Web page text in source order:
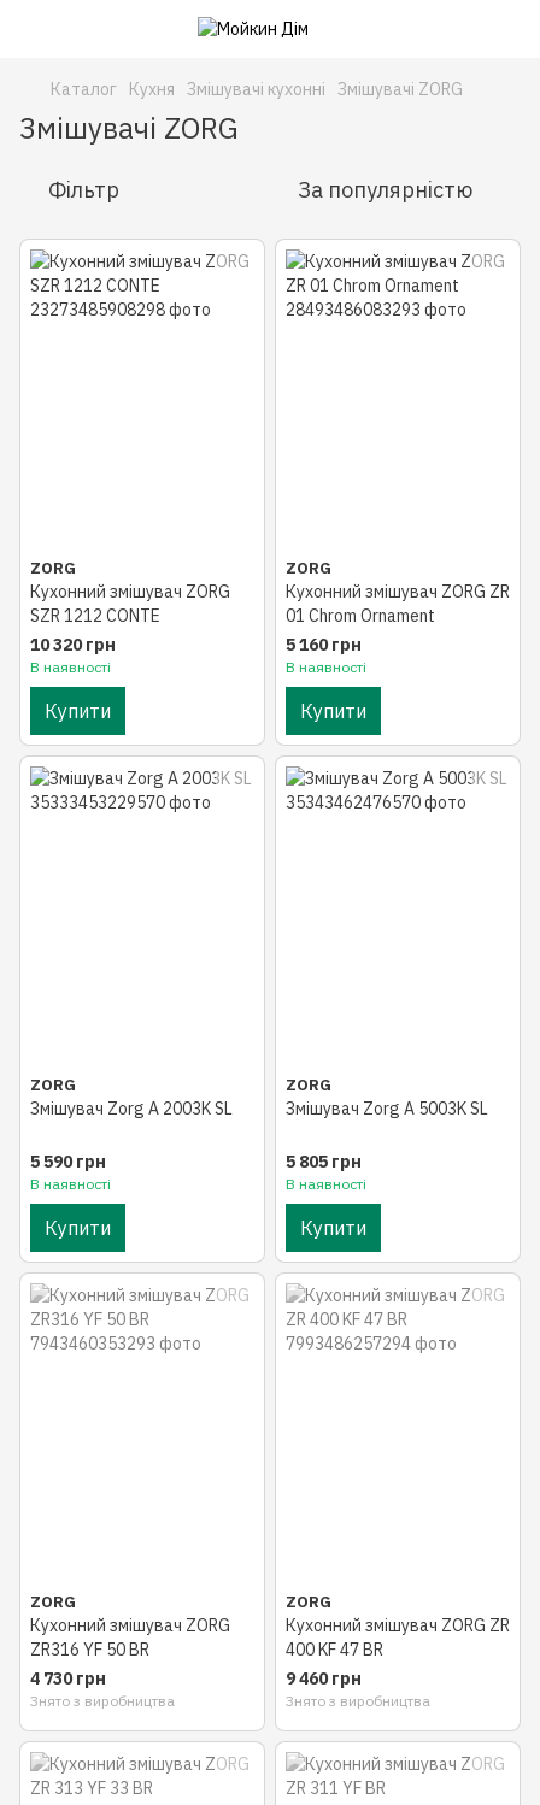
Каталог Кухня Змішувачі кухонні Змішувачі ZORG
Змішувачі ZORG
Фільтр За популярністю
ZORG
Кухонний змішувач ZORG
SZR 1212 CONTE
10 320 грн
В наявності
Купити
ZORG
Кухонний змішувач ZORG ZR
01 Chrom Ornament
5 160 грн
В наявності
Купити
ZORG
Змiшувач Zorg A 2003K SL
5 590 грн
В наявності
Купити
ZORG
Змiшувач Zorg A 5003K SL
5 805 грн
В наявності
Купити
ZORG
Кухонний змішувач ZORG
ZR316 YF 50 BR
4 730 грн
Знято з виробництва
ZORG
Кухонний змішувач ZORG ZR
400 KF 47 BR
9 460 грн
Знято з виробництва